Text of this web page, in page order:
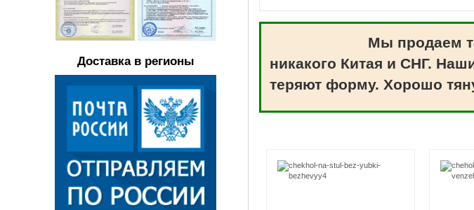
Доставка в регионы
Мы продаем
никакого Китая и СНГ.
теряют форму. Хорошо